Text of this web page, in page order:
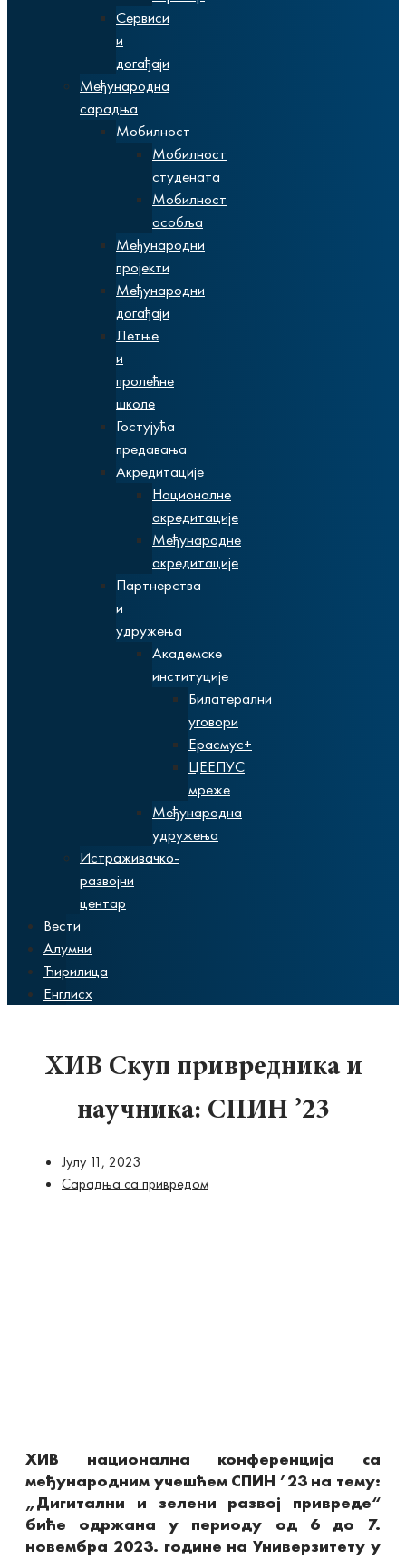
Сервиси
и
догађаји
Међународна
сарадња
Мобилност
Мобилност
студената
Мобилност
особља
Међународни
пројекти
Међународни
догађаји
Летње
и
пролећне
школе
Гостујућа
предавања
Акредитације
Националне
акредитације
Међународне
акредитације
Партнерства
и
удружења
Академске
институције
Билатерални
уговори
Ерасмус+
ЦЕЕПУС
мреже
Међународна
удружења
Истраживачко-
развојни
центар
Вести
Алумни
Ћирилица
Енглисх
XИВ Скуп привредника и
научника: СПИН ’23
Јулy 11, 2023
Сарадња са привредом
XИВ национална конференција са
међународним учешћем СПИН ’23 на тему:
„Дигитални и зелени развој привреде“
биће одржана у периоду од 6 до 7.
новембра 2023. године на Универзитету у